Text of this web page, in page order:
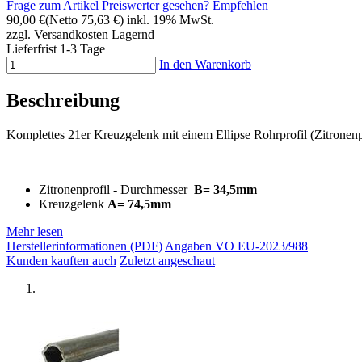
Frage zum Artikel Preiswerter gesehen? Empfehlen
90,00 €(Netto 75,63 €) inkl. 19% MwSt.
zzgl. Versandkosten Lagernd
Lieferfrist 1-3 Tage
In den Warenkorb
Beschreibung
Komplettes 21er Kreuzgelenk mit einem Ellipse Rohrprofil
Zitronenprofil - Durchmesser B= 34,5mm
Kreuzgelenk A= 74,5mm
Mehr lesen
Herstellerinformationen (PDF) Angaben VO EU-2023/988
Kunden kauften auch Zuletzt angeschaut